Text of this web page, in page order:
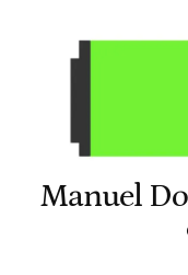
Manuel